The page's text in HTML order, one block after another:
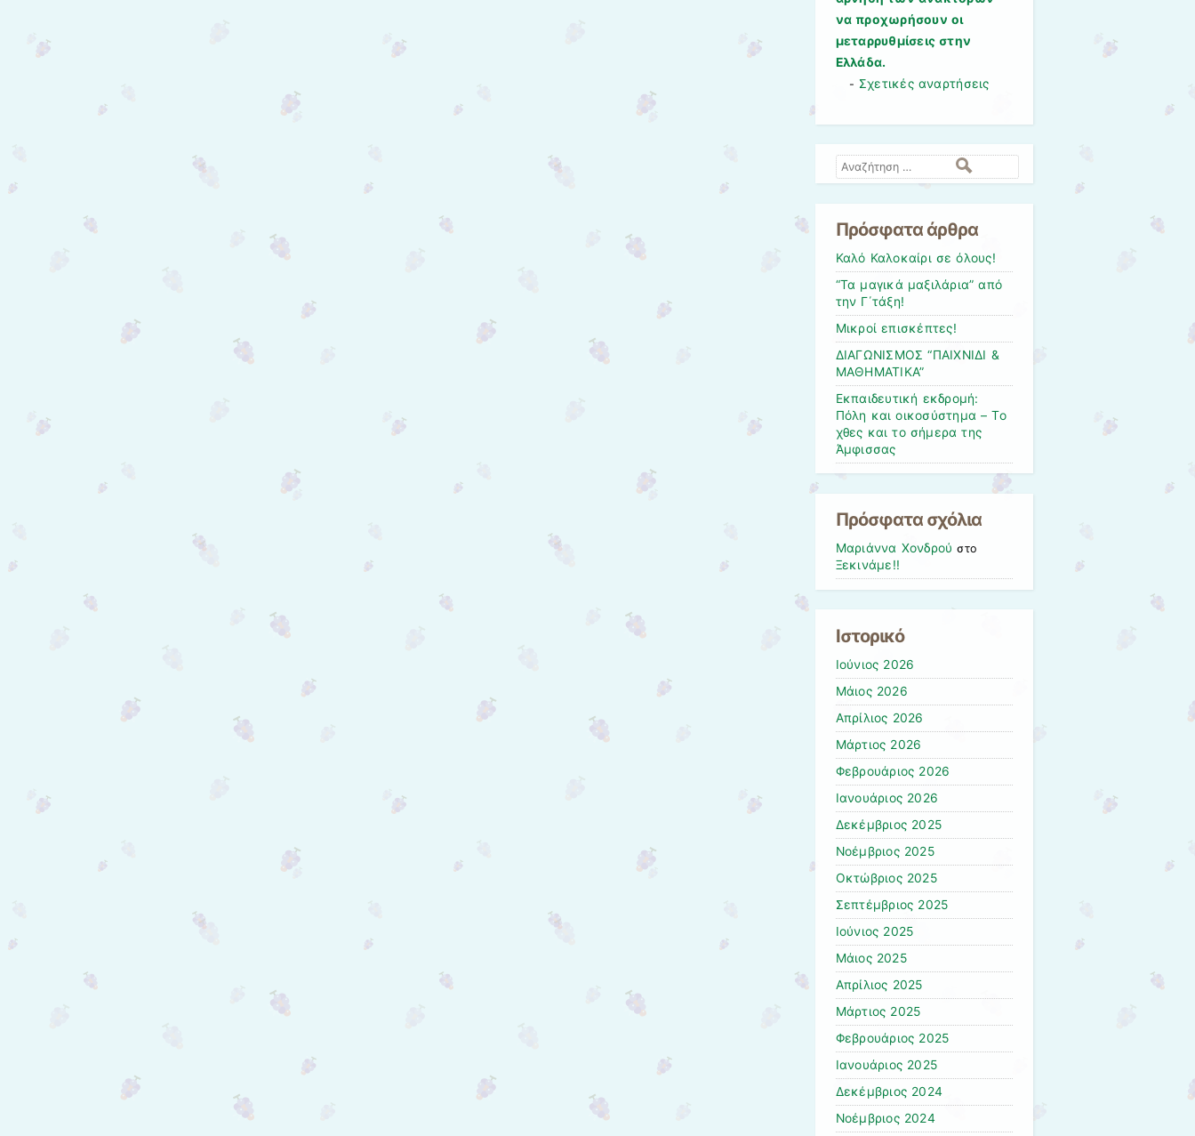
να προχωρήσουν οι
μεταρρυθμίσεις στην
Ελλάδα.
- Σχετικές αναρτήσεις
Αναζήτηση
Πρόσφατα άρθρα
Καλό Καλοκαίρι σε όλους!
“Τα μαγικά μαξιλάρια” από
την Γ΄τάξη!
Μικροί επισκέπτες!
ΔΙΑΓΩΝΙΣΜΟΣ “ΠΑΙΧΝΙΔΙ &
ΜΑΘΗΜΑΤΙΚΑ”
Εκπαιδευτική εκδρομή:
Πόλη και οικοσύστημα – Το
χθες και το σήμερα της
Άμφισσας
Πρόσφατα σχόλια
Μαριάννα Χονδρού στο
Ξεκινάμε!!
Ιστορικό
Ιούνιος 2026
Μάιος 2026
Απρίλιος 2026
Μάρτιος 2026
Φεβρουάριος 2026
Ιανουάριος 2026
Δεκέμβριος 2025
Νοέμβριος 2025
Οκτώβριος 2025
Σεπτέμβριος 2025
Ιούνιος 2025
Μάιος 2025
Απρίλιος 2025
Μάρτιος 2025
Φεβρουάριος 2025
Ιανουάριος 2025
Δεκέμβριος 2024
Νοέμβριος 2024